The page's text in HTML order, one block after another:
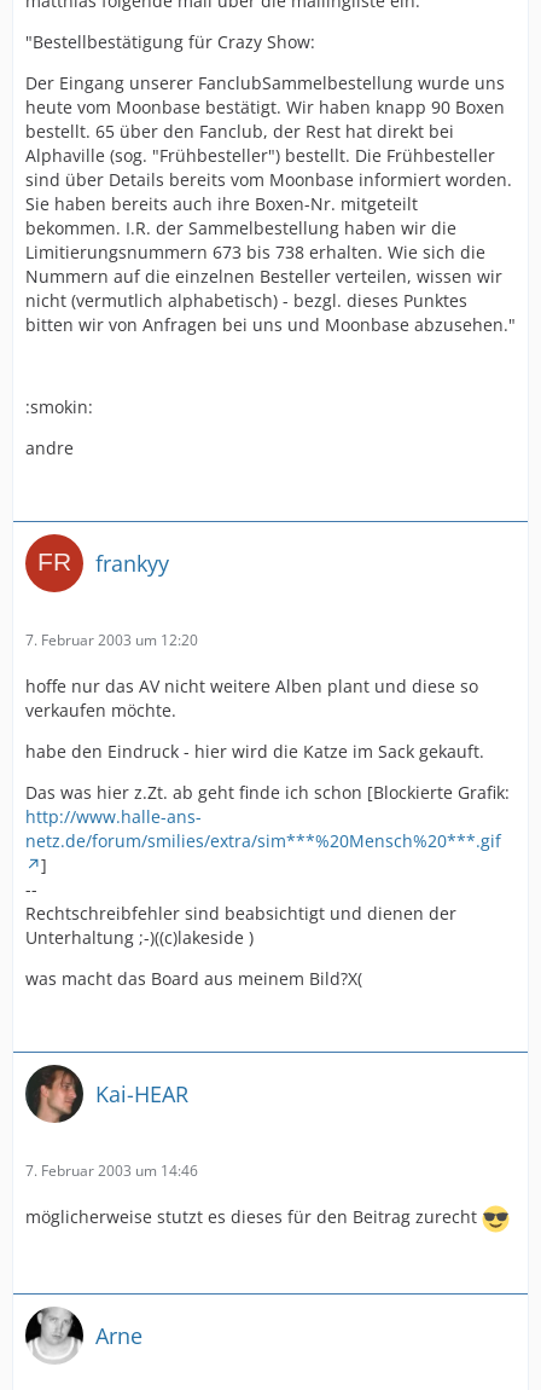
"Bestellbestätigung für Crazy Show:
Der Eingang unserer FanclubSammelbestellung wurde uns
heute vom Moonbase bestätigt. Wir haben knapp 90 Boxen
bestellt. 65 über den Fanclub, der Rest hat direkt bei
Alphaville (sog. "Frühbesteller") bestellt. Die Frühbesteller
sind über Details bereits vom Moonbase informiert worden.
Sie haben bereits auch ihre Boxen-Nr. mitgeteilt
bekommen. I.R. der Sammelbestellung haben wir die
Limitierungsnummern 673 bis 738 erhalten. Wie sich die
Nummern auf die einzelnen Besteller verteilen, wissen wir
nicht (vermutlich alphabetisch) - bezgl. dieses Punktes
bitten wir von Anfragen bei uns und Moonbase abzusehen."
:smokin:
andre
frankyy
7. Februar 2003 um 12:20
hoffe nur das AV nicht weitere Alben plant und diese so
verkaufen möchte.
habe den Eindruck - hier wird die Katze im Sack gekauft.
Das was hier z.Zt. ab geht finde ich schon [Blockierte Grafik:
http://www.halle-ans-
netz.de/forum/smilies/extra/sim***%20Mensch%20***.gif
]
--
Rechtschreibfehler sind beabsichtigt und dienen der
Unterhaltung ;-)((c)lakeside )
was macht das Board aus meinem Bild?X(
Kai-HEAR
7. Februar 2003 um 14:46
möglicherweise stutzt es dieses für den Beitrag zurecht
Arne